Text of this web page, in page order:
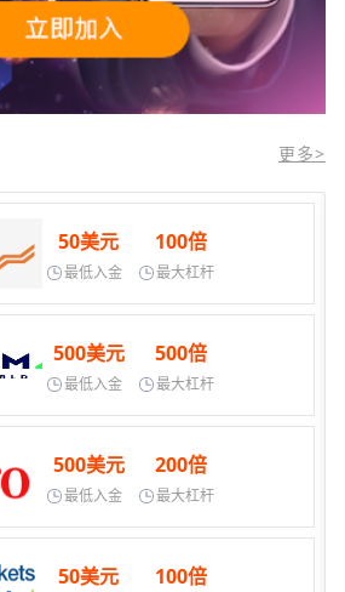
更多>
50美元
最低入金
100倍
最大杠杆
500美元
最低入金
500倍
最大杠杆
500美元
最低入金
200倍
最大杠杆
50美元 100倍